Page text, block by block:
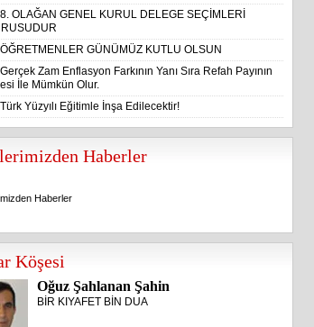
8. OLAĞAN GENEL KURUL DELEGE SEÇİMLERİ
ÖĞRETMENLER GÜNÜMÜZ KUTLU OLSUN
Gerçek Zam Enflasyon Farkının Yanı Sıra Refah Payının
İle Mümkün Olur.
Türk Yüzyılı Eğitimle İnşa Edilecektir!
Haberler
Haberler
Köşesi
Oğuz Şahlanan Şahin
BİR KIYAFET BİN DUA